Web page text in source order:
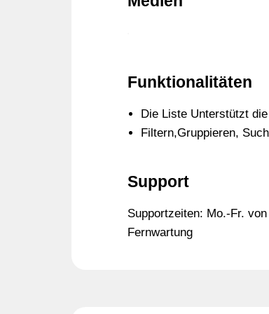
Funktionalitäten
Die Liste Unterstützt
Filtern,Gruppieren,
Support
Supportzeiten: Mo.-Fr.
Fernwartung